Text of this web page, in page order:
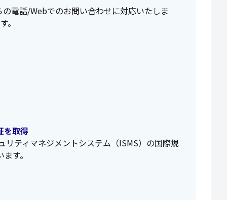
電話/Webでのお問い合わせに対応いたしま
。
を取得
ティマネジメントシステム（ISMS）の国際規
す。